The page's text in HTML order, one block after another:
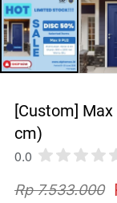
[Custom]
cm)
0.0
Rp 7.533.000